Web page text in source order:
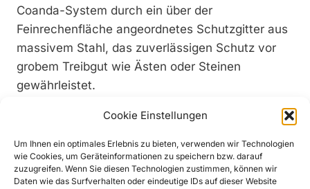
Cookie Einstellungen
Um Ihnen ein optimales Erlebnis zu bieten, verwenden wir Technologien
wie Cookies, um Geräteinformationen zu speichern bzw. darauf
zuzugreifen. Wenn Sie diesen Technologien zustimmen, können wir
Daten wie das Surfverhalten oder eindeutige IDs auf dieser Website
Coanda-System durch ein über der
Feinrechenfläche angeordnetes Schutzgitter aus
massivem Stahl, das zuverlässigen Schutz vor
grobem Treibgut wie Ästen oder Steinen
gewährleistet.
das Triebwasser durch ein klassisches Tiroler
Wehr entnommen, das mit 2,8 m Breite sowie 35
mm Stablichtweite ausgeführt wurde. Bei der
Konstruktion des Grobrechens setzten die